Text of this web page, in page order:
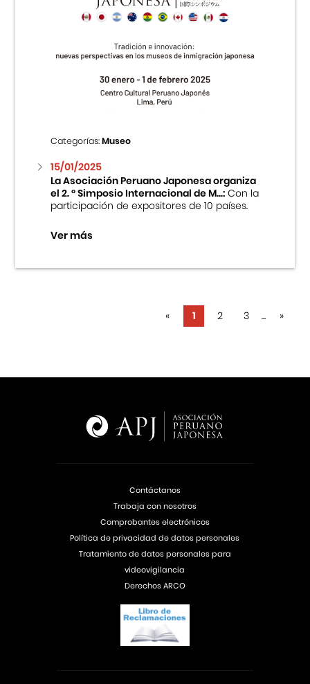
Categorías:Museo
15/01/2025
La Asociación Peruano Japonesa organiza
el 2. ° Simposio Internacional de M...:Con la
participación de expositores de 10 países.
Ver más
« 1 2 3 ... »
Contáctanos
Trabaja con nosotros
Comprobantes electrónicos
Política de privacidad de datos personales
Tratamiento de datos personales para
videovigilancia
Derechos ARCO